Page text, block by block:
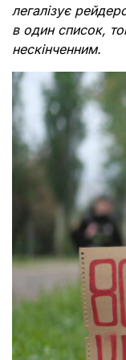
легалізує
в один список,
нескінченним.